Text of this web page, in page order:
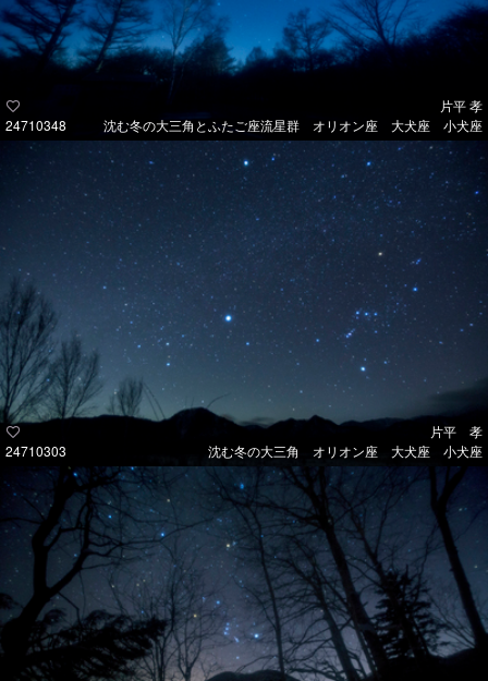
24710348
片平 孝
沈む冬の大三角とふたご座流星群 オリオン座 大犬座 小犬座
24710303
片平 孝
沈む冬の大三角 オリオン座 大犬座 小犬座